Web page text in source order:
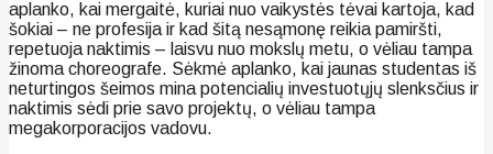
aplanko, kai mergaitė, kuriai nuo vaikystės tėvai kartoja, kad
šokiai – ne profesija ir kad šitą nesąmonę reikia pamiršti,
repetuoja naktimis – laisvu nuo mokslų metu, o vėliau tampa
žinoma choreografe. Sėkmė aplanko, kai jaunas studentas iš
neturtingos šeimos mina potencialių investuotųjų slenksčius ir
naktimis sėdi prie savo projektų, o vėliau tampa
megakorporacijos vadovu.